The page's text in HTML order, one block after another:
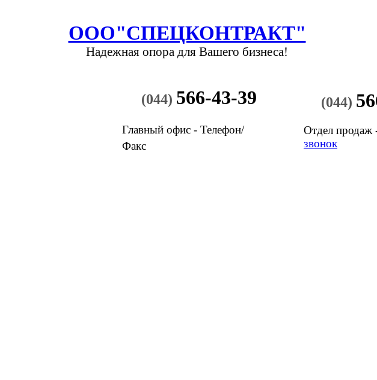
ООО"СПЕЦКОНТРАКТ"
Надежная опора для Вашего бизнеса!
(044) 566-43-39
Главный офис - Телефон/
Факс
(044)
Отдел продаж
звонок